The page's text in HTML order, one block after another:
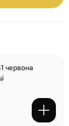
червона